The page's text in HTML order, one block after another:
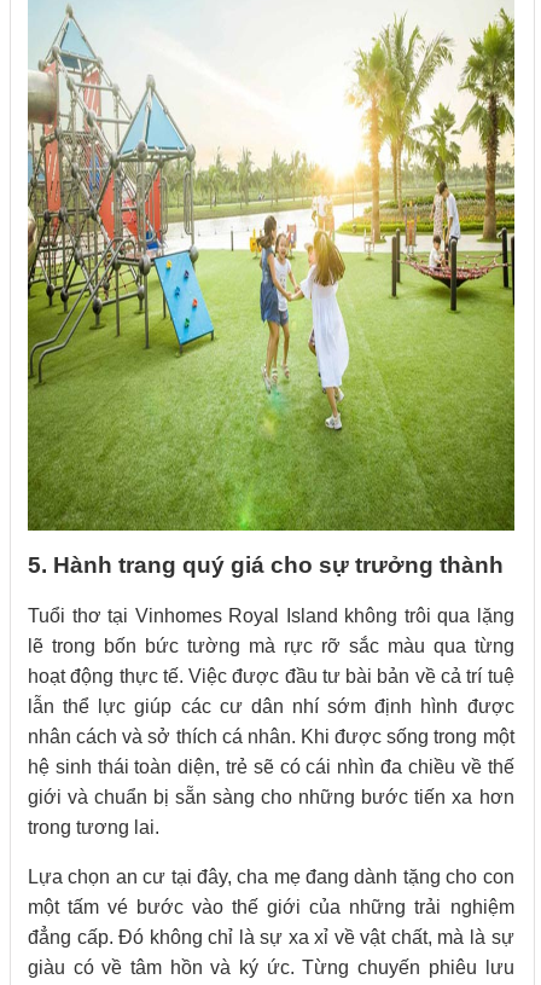
5. Hành trang quý giá cho sự trưởng thành
Tuổi thơ tại Vinhomes Royal Island không trôi qua lặng
lẽ trong bốn bức tường mà rực rỡ sắc màu qua từng
hoạt động thực tế. Việc được đầu tư bài bản về cả trí tuệ
lẫn thể lực giúp các cư dân nhí sớm định hình được
nhân cách và sở thích cá nhân. Khi được sống trong một
hệ sinh thái toàn diện, trẻ sẽ có cái nhìn đa chiều về thế
giới và chuẩn bị sẵn sàng cho những bước tiến xa hơn
trong tương lai.
Lựa chọn an cư tại đây, cha mẹ đang dành tặng cho con
một tấm vé bước vào thế giới của những trải nghiệm
đẳng cấp. Đó không chỉ là sự xa xỉ về vật chất, mà là sự
giàu có về tâm hồn và ký ức. Từng chuyến phiêu lưu